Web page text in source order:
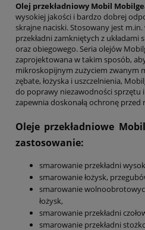
Olej przekładniowy Mobil
wysokiej jakości i bardzo dobrej
skrajne naciski. Stosowany jest
przekładni zamkniętych z
oraz obiegowego. Seria olejów
zaprojektowana w takim sposób,
mikroskopijnym zużyciem zwanym
zębate, łożyska i uszczelnienia,
do poprawy niezawodności sprzętu
zapewnia doskonałą ochronę przed
Oleje przekładniowe
zastosowanie:
smarowanie przekładni
smarowanie łożysk,
smarowanie
łożysk,
smarowanie przekładni
smarowanie przekładni